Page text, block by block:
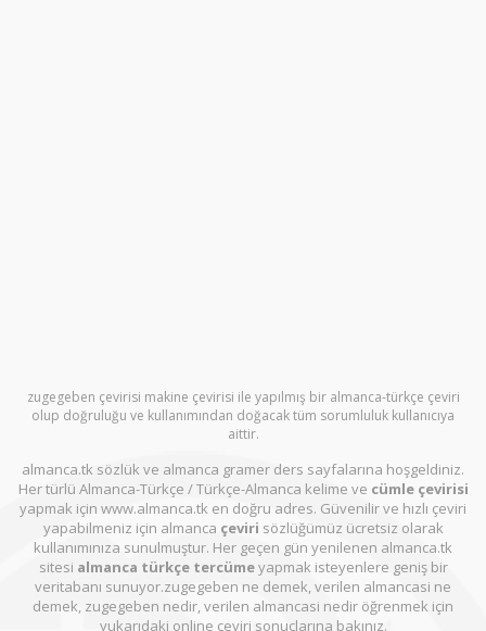
zugegeben çevirisi makine çevirisi ile yapılmış bir almanca-türkçe çeviri
olup doğruluğu ve kullanımından doğacak tüm sorumluluk kullanıcıya
aittir.
almanca.tk sözlük ve almanca gramer ders sayfalarına hoşgeldiniz.
Her türlü Almanca-Türkçe / Türkçe-Almanca kelime ve cümle çevirisi
yapmak için www.almanca.tk en doğru adres. Güvenilir ve hızlı çeviri
yapabilmeniz için almanca çeviri sözlüğümüz ücretsiz olarak
kullanımınıza sunulmuştur. Her geçen gün yenilenen almanca.tk
sitesi almanca türkçe tercümeyapmak isteyenlere geniş bir
veritabanı sunuyor.zugegeben ne demek, verilen almancasi ne
demek, zugegeben nedir, verilen almancasi nedir öğrenmek için
yukarıdaki online çeviri sonuçlarına bakınız.